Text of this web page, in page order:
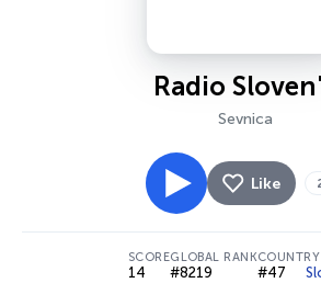
Radio
Sevnica
Like
SCORE
14
GLOBAL RANK
#8219 #47